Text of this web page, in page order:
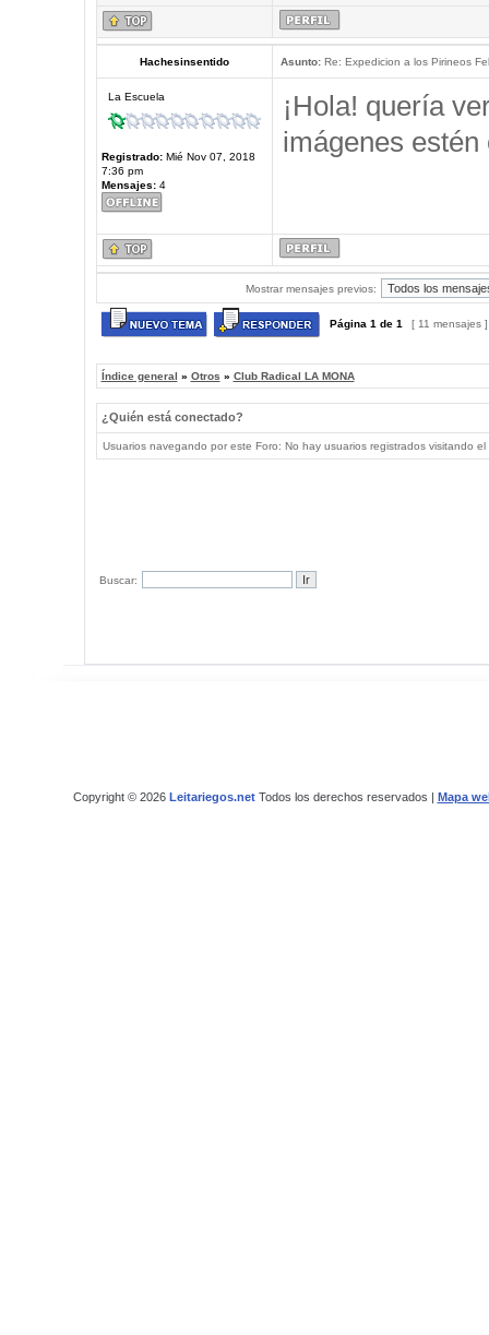
Hachesinsentido Asunto:Re: Expedicion a los Pirineos
La Escuela
Registrado:Mié Nov 07, 2018
7:36 pm
Mensajes:4
¡Hola! quería
imágenes
Mostrar mensajes previos:
Página 1 de 1 [ 11 mensajes
Índice general » Otros » Club Radical LA MONA
¿Quién está conectado?
Usuarios navegando por este Foro: No hay usuarios registrados visitando
Buscar:
Copyright © 2026 Leitariegos.netTodos los derechos reservados | Mapa